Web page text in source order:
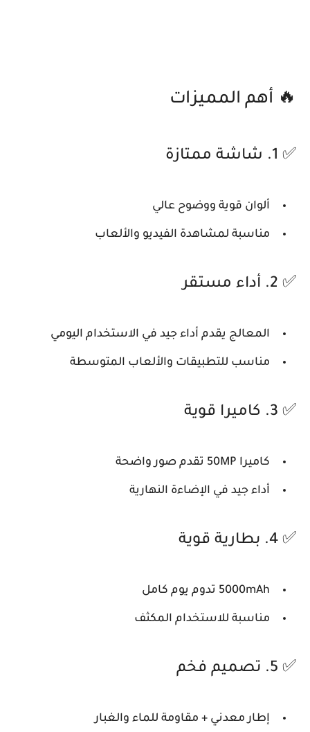
🔥 أهم المميزات
✅ 1. شاشة ممتازة
ألوان قوية ووضوح عالي
مناسبة لمشاهدة الفيديو والألعاب
✅ 2. أداء مستقر
المعالج يقدم أداء جيد في الاستخدام اليومي
مناسب للتطبيقات والألعاب المتوسطة
✅ 3. كاميرا قوية
كاميرا 50MP تقدم صور واضحة
أداء جيد في الإضاءة النهارية
✅ 4. بطارية قوية
5000mAh تدوم يوم كامل
مناسبة للاستخدام المكثف
✅ 5. تصميم فخم
إطار معدني + مقاومة للماء والغبار